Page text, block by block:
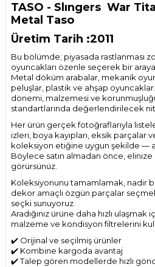
TASO - Slıngers War
Metal Taso
Üretim Tarih :2011
Bu bölümde; piyasada rastlanması
oyuncakları özenle seçerek bir
Metal döküm arabalar, mekanik
peluşlar, plastik ve ahşap
dönemi, malzemesi ve
standartlarında değerlendirilecek
Her ürün gerçek fotoğraflarıyla
izleri, boya kayıpları, eksik parçalar
koleksiyon etiğine uygun şekilde —
Böylece satın almadan önce,
görürsünüz.
Koleksiyonunu tamamlamak, nadir
dekor amaçlı özgün parçalar
seçki sunuyoruz.
Aradığınız ürüne daha hızlı
malzeme ve kondisyon filtrelerini
✔️ Orijinal ve seçilmiş ürünler
✔️ Kombine kargoda avantaj
✔️ Talep gören modellerde hızlı